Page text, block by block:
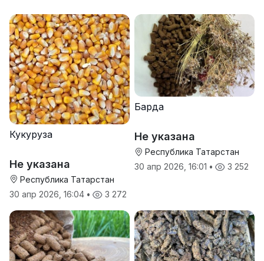
Кукуруза
Не указана
Республика Татарстан
30 апр 2026, 16:04 • 3 272
Барда
Не указана
Республика Татарстан
30 апр 2026, 16:01 • 3 252